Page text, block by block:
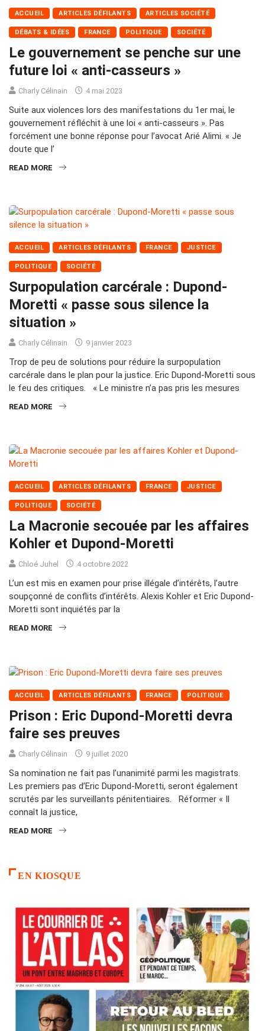
ACCUEIL ARTICLES DÉFILANTS ARTICLES SOCIÉTÉ
DÉBATS & IDÉES FRANCE POLITIQUE SOCIÉTÉ
Le gouvernement se penche sur une
future loi « anti-casseurs »
Charly Célinain 4 mai 2023
Suite aux violences lors des manifestations du 1er mai, le
gouvernement réfléchit à une loi « anti-casseurs ». Pas
forcément une bonne réponse pour l’avocat Arié Alimi. « Je
doute que l’
READ MORE
ACCUEIL ARTICLES DÉFILANTS FRANCE JUSTICE
POLITIQUE SOCIÉTÉ
Surpopulation carcérale : Dupond-
Moretti « passe sous silence la
situation »
Charly Célinain 9 janvier 2023
Trop de peu de solutions pour réduire la surpopulation
carcérale dans le plan pour la justice. Eric Dupond-Moretti sous
le feu des critiques. « Le ministre n’a pas pris les mesures
READ MORE
ACCUEIL ARTICLES DÉFILANTS FRANCE JUSTICE
POLITIQUE SOCIÉTÉ
La Macronie secouée par les affaires
Kohler et Dupond-Moretti
Chloé Juhel 4 octobre 2022
L’un est mis en examen pour prise illégale d’intérêts, l’autre
soupçonné de conflits d’intérêts. Alexis Kohler et Eric Dupond-
Moretti sont inquiétés par la
READ MORE
ACCUEIL ARTICLES DÉFILANTS FRANCE POLITIQUE
Prison : Eric Dupond-Moretti devra
faire ses preuves
Charly Célinain 9 juillet 2020
Sa nomination ne fait pas l’unanimité parmi les magistrats.
Les premiers pas d’Eric Dupond-Moretti, seront également
scrutés par les surveillants pénitentiaires. Réformer « Il
connaît la justice,
READ MORE
EN KIOSQUE